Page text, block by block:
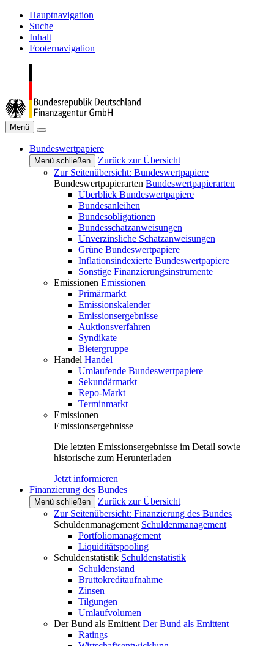
Hauptnavigation
Suche
Inhalt
Footernavigation
Menü
Bundeswertpapiere
Menü schließen
Zurück zur Übersicht
Zur Seitenübersicht: Bundeswertpapiere
Bundeswertpapierarten Bundeswertpapierarten
Überblick Bundeswertpapiere
Bundesanleihen
Bundesobligationen
Bundesschatzanweisungen
Unverzinsliche Schatzanweisungen
Grüne Bundeswertpapiere
Inflationsindexierte Bundeswertpapiere
Sonstige Finanzierungsinstrumente
Emissionen Emissionen
Primärmarkt
Emissionskalender
Emissionsergebnisse
Auktionsverfahren
Syndikate
Bietergruppe
Handel Handel
Umlaufende Bundeswertpapiere
Sekundärmarkt
Repo-Markt
Terminmarkt
Emissionen
Emissionsergebnisse
Die letzten Emissionsergebnisse im Detail sowie
historische zum Herunterladen
Jetzt informieren
Finanzierung des Bundes
Menü schließen
Zurück zur Übersicht
Zur Seitenübersicht: Finanzierung des Bundes
Schuldenmanagement Schuldenmanagement
Portfoliomanagement
Liquiditätspooling
Schuldenstatistik Schuldenstatistik
Schuldenstand
Bruttokreditaufnahme
Zinsen
Tilgungen
Umlaufvolumen
Der Bund als Emittent Der Bund als Emittent
Ratings